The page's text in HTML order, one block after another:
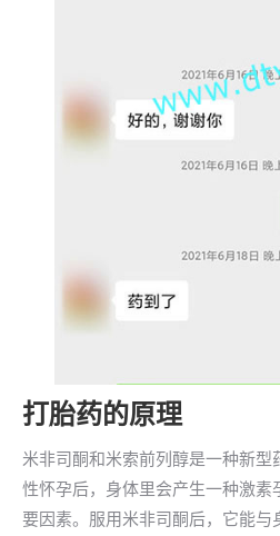
打胎药的原理
米非司酮和米索前列醇是一种新型
性怀孕后，身体里会产生一种激
要因素。服用米非司酮后，它能